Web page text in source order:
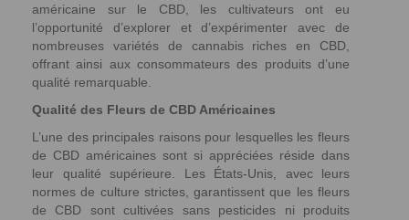
américaine sur le CBD, les cultivateurs ont eu
l’opportunité d’explorer et d’expérimenter avec de
nombreuses variétés de cannabis riches en CBD,
offrant ainsi aux consommateurs des produits d’une
qualité remarquable.
Qualité des Fleurs de CBD Américaines
L’une des principales raisons pour lesquelles les fleurs
de CBD américaines sont si appréciées réside dans
leur qualité supérieure. Les États-Unis, avec leurs
normes de culture strictes, garantissent que les fleurs
de CBD sont cultivées sans pesticides ni produits